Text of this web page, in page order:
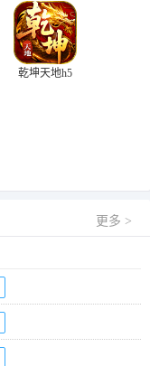
乾坤天地h5
更多 >